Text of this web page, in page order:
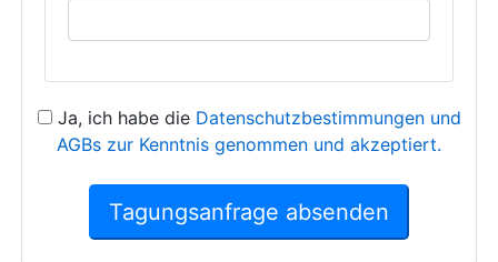
Ja, ich habe die Datenschutzbestimmungen und
AGBs zur Kenntnis genommen und akzeptiert.
Tagungsanfrage absenden